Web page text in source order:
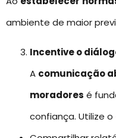
ambiente de maior
Incentive o
A comunicação
moradores é
confiança. Utilize o